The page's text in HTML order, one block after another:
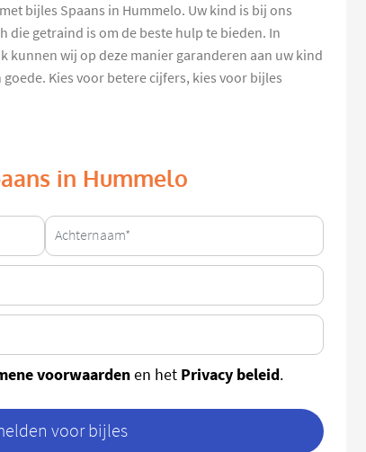
bijles Spaans in Hummelo. Uw kind is bij ons
die getraind is om de beste hulp te bieden. In
kunnen wij op deze manier garanderen aan uw kind
Kies voor betere cijfers, kies voor bijles
in Hummelo
voorwaardenen het Privacy beleid.
voor bijles